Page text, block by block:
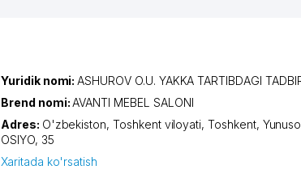
Yuridik nomi:ASHUROV O.U. YAKKA TARTIBDAGI
Brend nomi:AVANTI MEBEL SALONI
Adres: O'zbekiston,Toshkent viloyati,Toshkent,
OSIYO, 35
Xaritada ko'rsatish